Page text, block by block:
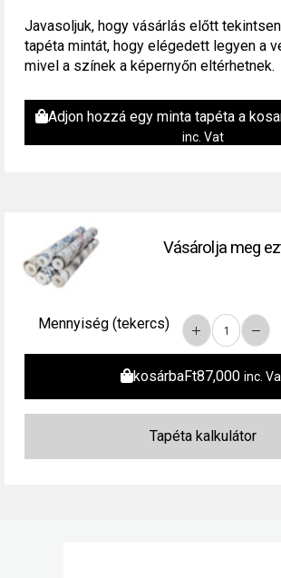
Javasoljuk, hogy vásárlás előtt
tapéta mintát, hogy elégedett legyen a
mivel a színek a képernyőn eltérhetnek.
Adjon hozzá egy minta tapéta a
inc. Vat
Vásárolja meg
Mennyiség (tekercs)
kosárbaFt87,000 inc.